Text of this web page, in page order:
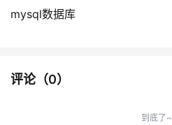
mysql数据库
评论（0）
到底了~